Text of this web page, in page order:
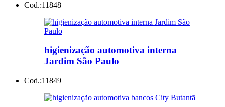
Cod.:11848
higienização automotiva interna
Jardim São Paulo
Cod.:11849